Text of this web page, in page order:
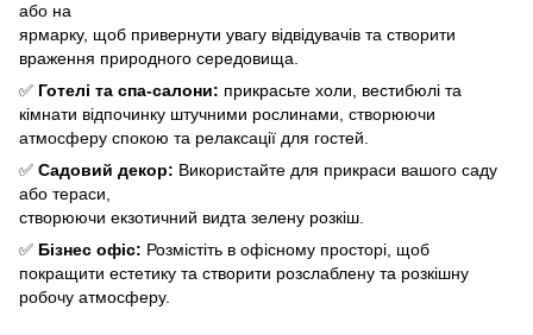
або на
ярмарку, щоб привернути увагу відвідувачів та створити
враження природного середовища.
✅ Готелі та спа-салони: прикрасьте холи, вестибюлі та
кімнати відпочинку штучними рослинами, створюючи
атмосферу спокою та релаксації для гостей.
✅ Садовий декор: Використайте для прикраси вашого саду
або тераси,
створюючи екзотичний видта зелену розкіш.
✅ Бізнес офіс: Розмістіть в офісному просторі, щоб
покращити естетику та створити розслаблену та розкішну
робочу атмосферу.